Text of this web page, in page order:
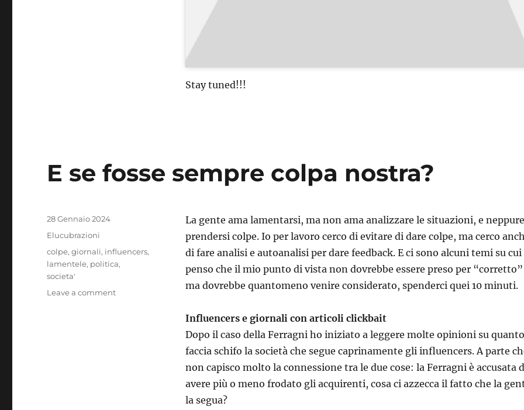
Stay tuned!!!
E se fosse sempre colpa nostra?
La gente ama lamentarsi, ma non ama analizzare le situazioni, e neppure
prendersi colpe. Io per lavoro cerco di evitare di dare colpe, ma cerco
di fare analisi e autoanalisi per dare feedback. E ci sono alcuni temi su cui
penso che il mio punto di vista non dovrebbe essere preso per “corretto”
ma dovrebbe quantomeno venire considerato, spenderci quei 10 minuti.
Influencers e giornali con articoli clickbait
Dopo il caso della Ferragni ho iniziato a leggere molte opinioni su quanto
faccia schifo la società che segue caprinamente gli influencers. A parte
non capisco molto la connessione tra le due cose: la Ferragni è accusata
avere più o meno frodato gli acquirenti, cosa ci azzecca il fatto che la
la segua?
Posted
on
28 Gennaio 2024
Categories
Elucubrazioni
Tags
colpe,giornali, influencers,
lamentele, politica,
societa'
Leave a commenton